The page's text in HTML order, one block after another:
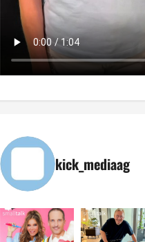
kick_mediaag